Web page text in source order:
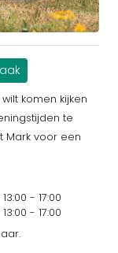
komen kijken
te
Mark voor een
13:00 - 17:00
13:00 - 17:00